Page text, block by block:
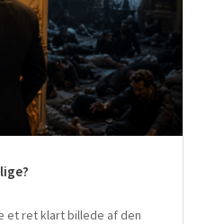
et ret klart billede af den